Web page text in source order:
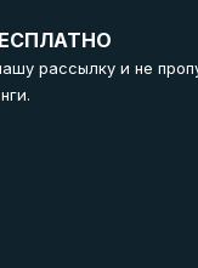
рассылку и не